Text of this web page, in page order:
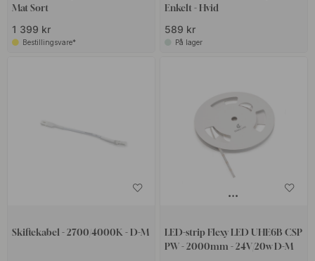
Mat Sort
1 399 kr
Bestillingsvare*
Enkelt - Hvid
589 kr
På lager
Skiftekabel - 2700/4000K - D-M
LED-strip Flexy LED UHE6B CSP
PW - 2000mm - 24V/20w D-M